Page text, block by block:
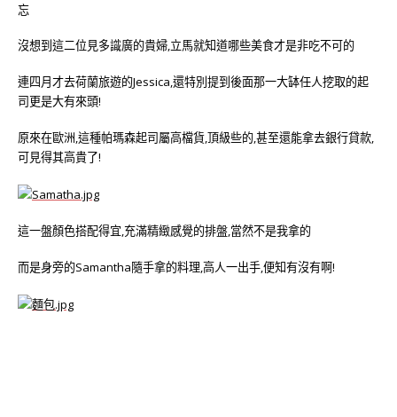
忘
沒想到這二位見多識廣的貴婦,立馬就知道哪些美食才是非吃不可的
連四月才去荷蘭旅遊的Jessica,還特別提到後面那一大缽任人挖取的起
司更是大有來頭!
原來在歐洲,這種帕瑪森起司屬高檔貨,頂級些的,甚至還能拿去銀行貸款,
可見得其高貴了!
這一盤顏色搭配得宜,充滿精緻感覺的排盤,當然不是我拿的
而是身旁的Samantha隨手拿的料理,高人一出手,便知有沒有啊!